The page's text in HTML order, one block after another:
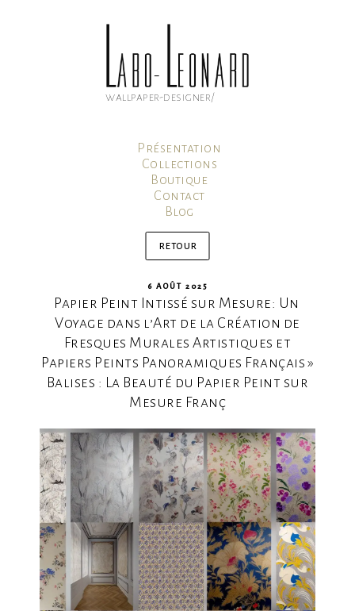
wallpaper-designer/
Présentation
Collections
Boutique
Contact
Blog
Panier
PUBLIÉ
LE
6 AOÛT 2025
Papier Peint Intissé sur Mesure: Un
Voyage dans l’Art de la Création de
Fresques Murales Artistiques et
Papiers Peints Panoramiques Français »
Balises : La Beauté du Papier Peint sur
Mesure Franç
retour